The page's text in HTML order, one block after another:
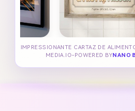
IMPRESSIONANTE CARTAZ DE
MEDIA.IO-POWERED BYNANO